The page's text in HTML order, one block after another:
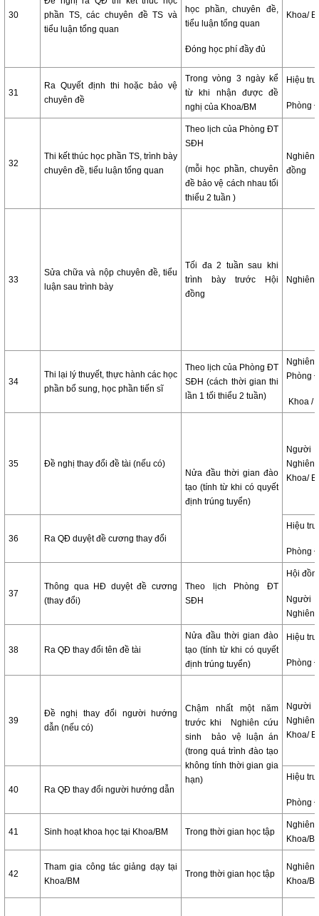
30
phần TS, các chuyên đề TS và
tiểu luận tổng quan
học phần, chuyên đề,
tiểu luận tổng quan
Đóng học phí đầy đủ
Khoa/
31
Ra Quyết định thi hoặc bảo vệ
chuyên đề
Trong vòng 3 ngày kể
từ khi nhận được đề
nghị của Khoa/BM
Hiệu
Phòng
32
Thi kết thúc học phần TS, trình bày
chuyên đề, tiểu luận tổng quan
Theo lịch của Phòng ĐT
SĐH
(mỗi học phần, chuyên
đề bảo vệ cách nhau tối
thiểu 2 tuần )
Nghiên
đồng
33
Sửa chữa và nộp chuyên đề, tiểu
luận sau trình bày
Tối đa 2 tuần sau khi
trình bày trước Hội
đồng
Nghiên
34
Thi lại lý thuyết, thực hành các học
phần bổ sung, học phần tiến sĩ
Theo lịch của Phòng ĐT
SĐH (cách thời gian thi
lần 1 tối thiểu 2 tuần)
Phòng
Khoa /
35
Đề nghị thay đổi đề tài (nếu có)
Nửa đầu thời gian đào
tạo (tính từ khi có quyết
định trúng tuyển)
Người
Khoa/
36 Ra QĐ duyệt đề cương thay đổi
Hiệu
Phòng
37
Thông qua HĐ duyệt đề cương
(thay đổi)
Theo lịch Phòng ĐT
SĐH
Hội
Người
Nghiên
38 Ra QĐ thay đổi tên đề tài
Nửa đầu thời gian đào
tạo (tính từ khi có quyết
định trúng tuyển)
Hiệu
Phòng
39
Đề nghị thay đổi người hướng
dẫn (nếu có)
Chậm nhất một năm
trước khi Nghiên cứu
sinh bảo vệ luận án
(trong quá trình đào tạo
không tính thời gian gia
hạn)
Người
Khoa/
40 Ra QĐ thay đổi người hướng dẫn
Hiệu
Phòng
41 Sinh hoạt khoa học tại Khoa/BM Trong thời gian học tập
Khoa/
42
Tham gia công tác giảng dạy tại
Khoa/BM
Trong thời gian học tập
Khoa/